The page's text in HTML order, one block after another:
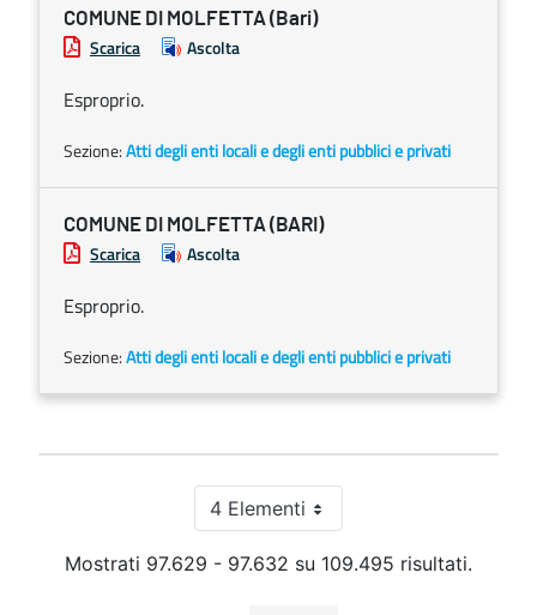
COMUNE DI MOLFETTA (Bari)
Scarica Ascolta
Esproprio.
Sezione:Atti degli enti locali e degli enti pubblici e privati
COMUNE DI MOLFETTA (BARI)
Scarica Ascolta
Esproprio.
Sezione:Atti degli enti locali e degli enti pubblici e privati
4 ElementiPer pagina
Mostrati 97.629 - 97.632 su 109.495 risultati.